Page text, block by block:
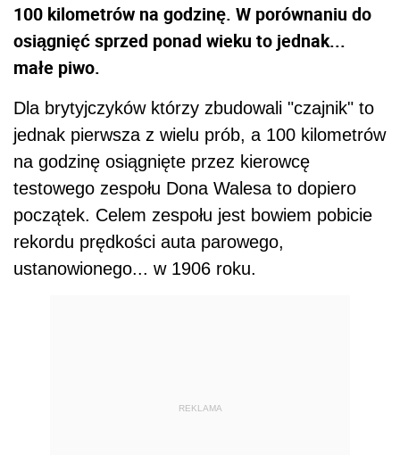
100 kilometrów na godzinę. W porównaniu do
osiągnięć sprzed ponad wieku to jednak...
małe piwo.
Dla brytyjczyków którzy zbudowali "czajnik" to
jednak pierwsza z wielu prób, a 100 kilometrów
na godzinę osiągnięte przez kierowcę
testowego zespołu Dona Walesa to dopiero
początek. Celem zespołu jest bowiem pobicie
rekordu prędkości auta parowego,
ustanowionego... w 1906 roku.
REKLAMA